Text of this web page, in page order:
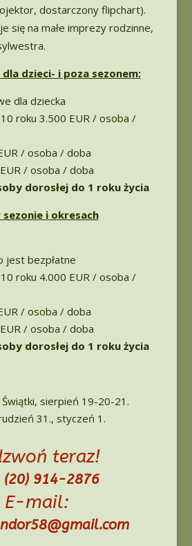
dostarczony flipchart).
się na małe imprezy rodzinne,
dzieci- i poza sezonem:
dla dziecka
roku 3.500 EUR / osoba /
/ osoba / doba
/ osoba / doba
dorosłej do 1 roku życia
sezonie i okresach
jest bezpłatne
roku 4.000 EUR / osoba /
/ osoba / doba
/ osoba / doba
dorosłej do 1 roku życia
sierpień 19-20-21.
31., styczeń 1.
teraz!
(20) 914-2876
E-mail: